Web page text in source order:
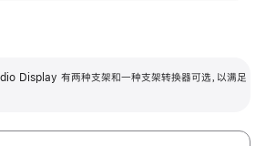
Display 有两种支架和一种支架转换器可选，以满足